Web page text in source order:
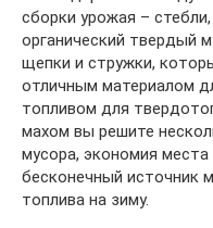
сборки урожая –
органический твердый
щепки и стружки,
отличным материалом
топливом для
махом вы решите
мусора, экономия места
бесконечный источник
топлива на зиму.